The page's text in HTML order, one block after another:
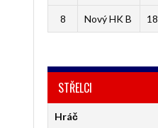
8 Nový HK B 18
STŘELCI
Hráč